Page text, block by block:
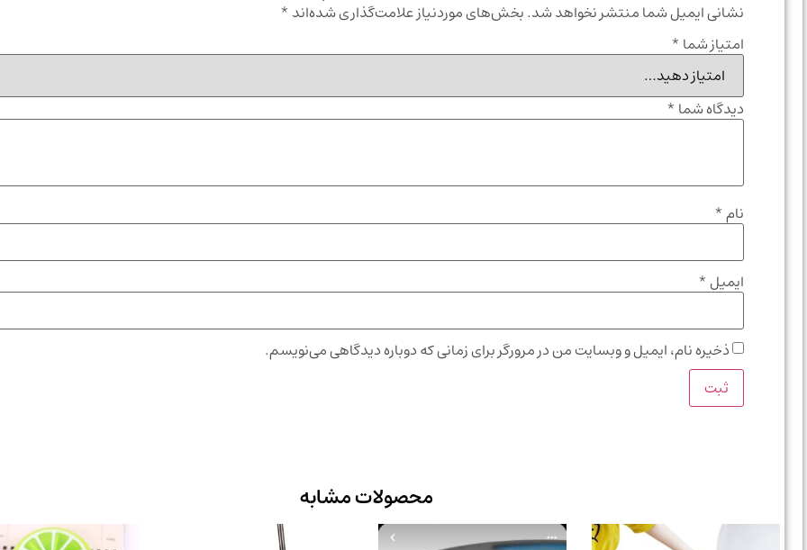
نشانی ایمیل شما منتشر نخواهد شد.بخش‌های موردنیاز علامت‌گذاری شده‌اند *
امتیاز شما *
دیدگاه شما *
نام*
ایمیل*
ذخیره نام، ایمیل و وبسایت من در مرورگر برای زمانی که دوباره دیدگاهی می‌نویسم.
محصولات مشابه